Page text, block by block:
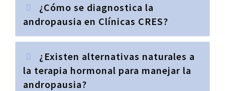
¿Cómo se diagnostica la
andropausia en Clínicas CRES?
¿Existen alternativas naturales a
la terapia hormonal para manejar la
andropausia?